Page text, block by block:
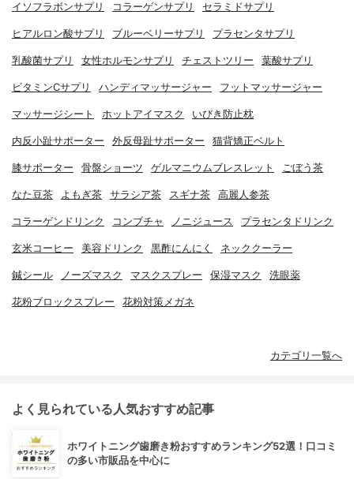
イソフラボンサプリ コラーゲンサプリ セラミドサプリ
ヒアルロン酸サプリ ブルーベリーサプリ プラセンタサプリ
乳酸菌サプリ 女性ホルモンサプリ チェストツリー 葉酸サプリ
ビタミンCサプリ ハンディマッサージャー フットマッサージャー
マッサージシート ホットアイマスク いびき防止枕
内反小趾サポーター 外反母趾サポーター 猫背矯正ベルト
膝サポーター 骨盤ショーツ ゲルマニウムブレスレット ごぼう茶
なた豆茶 よもぎ茶 サラシア茶 スギナ茶 高麗人参茶
コラーゲンドリンク コンブチャ ノニジュース プラセンタドリンク
玄米コーヒー 美容ドリンク 黒酢にんにく ネッククーラー
鍼シール ノーズマスク マスクスプレー 保湿マスク 洗眼薬
花粉ブロックスプレー 花粉対策メガネ
カテゴリ一覧へ
よく見られている人気おすすめ記事
ホワイトニング歯磨き粉おすすめランキング52選！口コミ
の多い市販品を中心に